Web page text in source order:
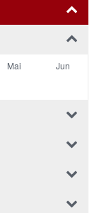
Mai
Jun